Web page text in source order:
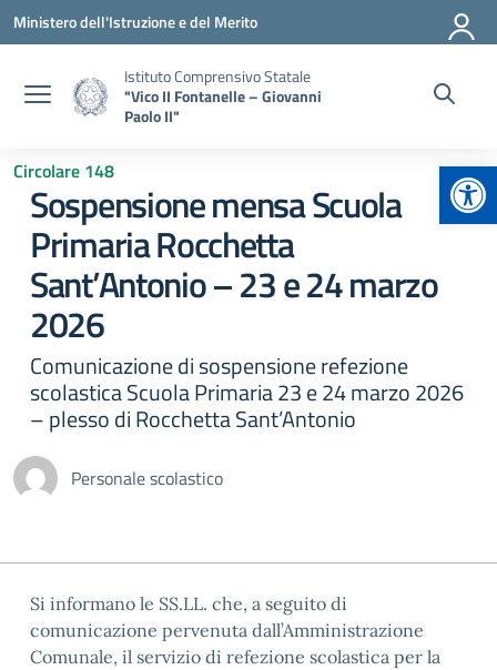
Vai ai contenuti
Vai al menu di navigazione
Vai al footer
Ministero dell'Istruzione e del Merito
Istituto Comprensivo Statale
"Vico II Fontanelle – Giovanni
Paolo II"
Circolare 148
Sospensione mensa Scuola
Primaria Rocchetta
Sant’Antonio – 23 e 24 marzo
2026
Comunicazione di sospensione refezione
scolastica Scuola Primaria 23 e 24 marzo 2026
– plesso di Rocchetta Sant’Antonio
Personale scolastico
Si informano le SS.LL. che, a seguito di
comunicazione pervenuta dall’Amministrazione
Comunale, il servizio di refezione scolastica per la